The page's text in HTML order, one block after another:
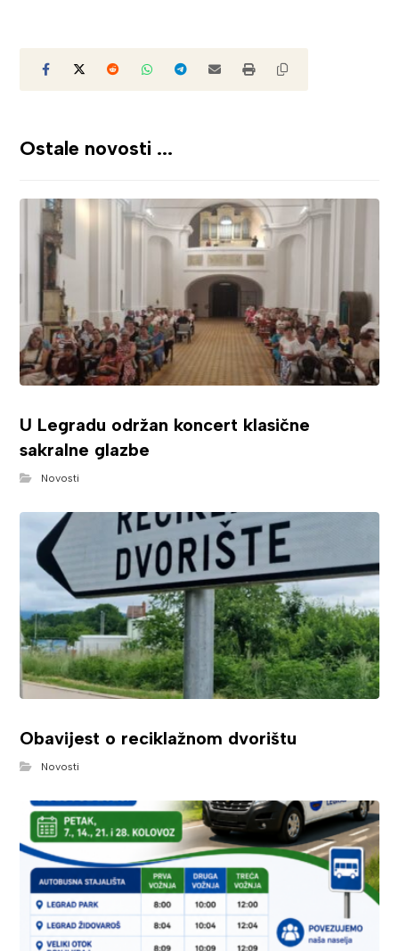
Ostale novosti ...
U Legradu održan koncert klasične
sakralne glazbe
Novosti
Obavijest o reciklažnom dvorištu
Novosti